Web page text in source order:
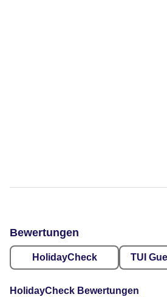
Bewertungen
HolidayCheck TUI
HolidayCheck Bewertungen